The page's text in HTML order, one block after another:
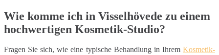
Wie komme ich in Visselhövede zu einem
hochwertigen Kosmetik-Studio?
Fragen Sie sich, wie eine typische Behandlung in Ihrem Kosmetik-